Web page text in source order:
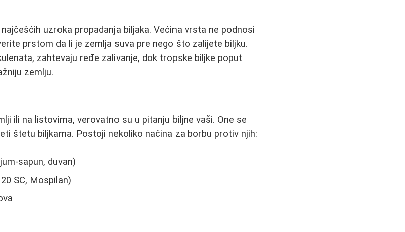
uzroka propadanja biljaka. Većina vrsta ne podnosi
prstom da li je zemlja suva pre nego što zalijete biljku.
zahtevaju ređe zalivanje, dok tropske biljke poput
zemlju.
ili na listovima, verovatno su u pitanju biljne vaši. One se
štetu biljkama. Postoji nekoliko načina za borbu protiv njih:
sapun, duvan)
SC, Mospilan)